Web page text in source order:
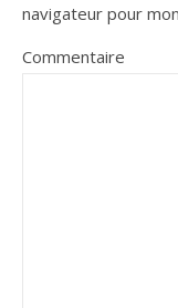
navigateur pour
Commentaire